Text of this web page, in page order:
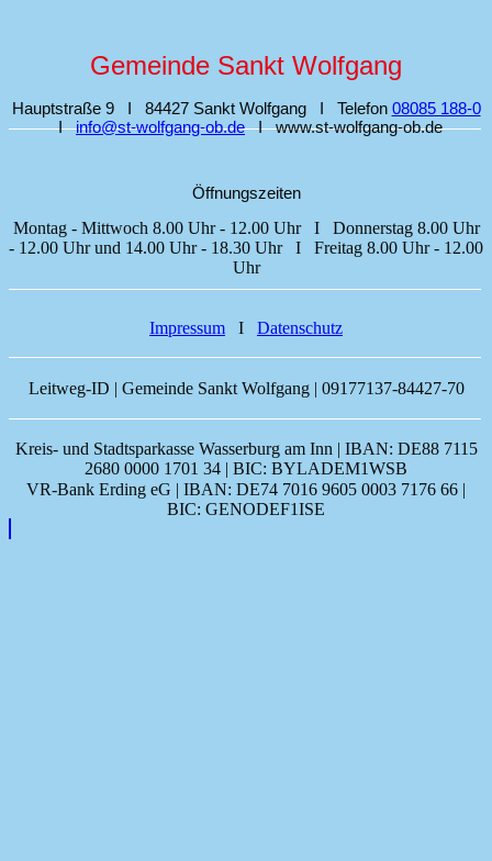
Gemeinde Sankt Wolfgang
Hauptstraße 9 I 84427 Sankt Wolfgang I Telefon 08085 188‑0
Iinfo@st‑wolfgang‑ob.deI www.st‑wolfgang‑ob.de
Öffnungszeiten
Montag - Mittwoch 8.00 Uhr - 12.00 Uhr I Donnerstag 8.00 Uhr
- 12.00 Uhr und 14.00 Uhr - 18.30 Uhr I Freitag 8.00 Uhr - 12.00
Uhr
Impressum I Datenschutz
Leitweg-ID | Gemeinde Sankt Wolfgang | 09177137-84427-70
Kreis- und Stadtsparkasse Wasserburg am Inn | IBAN: DE88 7115
2680 0000 1701 34 | BIC: BYLADEM1WSB
VR-Bank Erding eG | IBAN: DE74 7016 9605 0003 7176 66 |
BIC: GENODEF1ISE